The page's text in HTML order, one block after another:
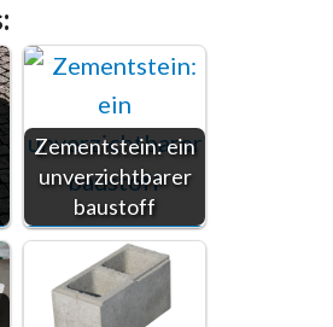
Zementstein: ein
unverzichtbarer
baustoff